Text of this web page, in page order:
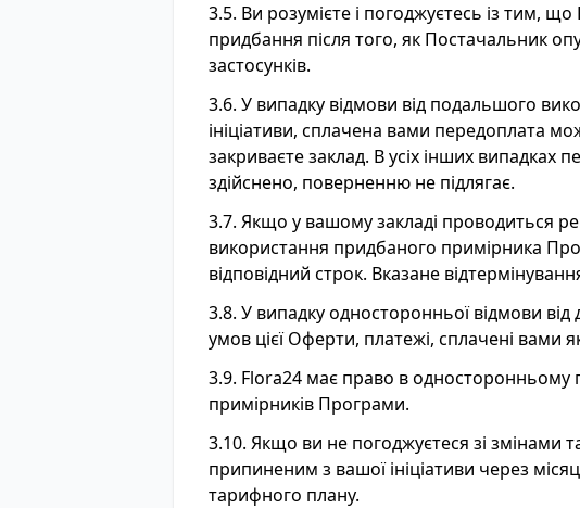
3.5. Ви розумієте і погоджуєтесь із тим,
придбання після того, як Постачальник
застосунків.
3.6. У випадку відмови від подальшого
ініціативи, сплачена вами передоплата
закриваєте заклад. В усіх інших
здійснено, поверненню не підлягає.
3.7. Якщо у вашому закладі проводиться
використання придбаного примірника
відповідний строк. Вказане
3.8. У випадку односторонньої відмови
умов цієї Оферти, платежі, сплачені
3.9. Flora24 має право в односторонньому
примірників Програми.
3.10. Якщо ви не погоджуєтеся зі змінами
припиненим з вашої ініціативи через
тарифного плану.